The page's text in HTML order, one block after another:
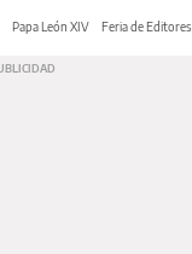
Papa León XIV Feria de Editores